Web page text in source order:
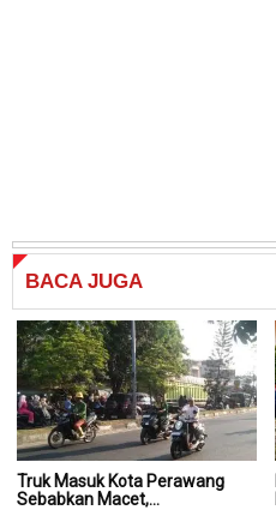
BACA JUGA
Truk Masuk Kota Perawang
Sebabkan Macet,...